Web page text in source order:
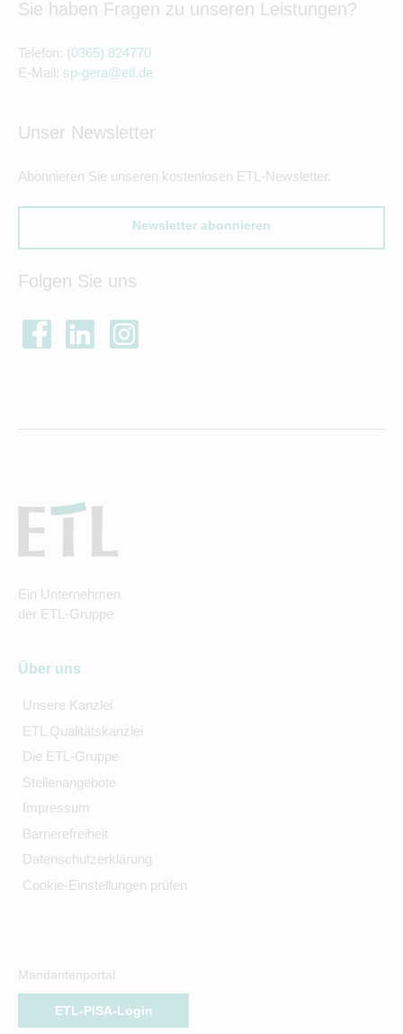
Sie haben Fragen zu unseren Leistungen?
Telefon: (0365) 824770
E-Mail: sp-gera@etl.de
Unser Newsletter
Abonnieren Sie unseren kostenlosen ETL-Newsletter.
Newsletter abonnieren
Folgen Sie uns
Ein Unternehmen
der ETL-Gruppe
Über uns
Unsere Kanzlei
ETL Qualitätskanzlei
Die ETL-Gruppe
Stellenangebote
Impressum
Barrierefreiheit
Datenschutzerklärung
Cookie-Einstellungen prüfen
Mandantenportal
ETL-PISA-Login